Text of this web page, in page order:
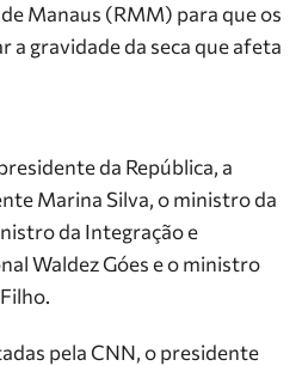
Manaus (RMM) para que os
a gravidade da seca que afeta
da República, a
Marina Silva, o ministro da
da Integração e
Waldez Góes e o ministro
pela CNN, o presidente